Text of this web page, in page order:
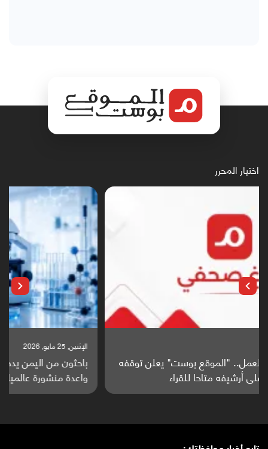
اختيار المحرر
باحثون من اليمن يدخلون سباق أبحاث ألزهايمر بدراسة
واعدة منشورة عالميا (ترجمة)